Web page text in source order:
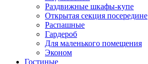
Раздвижные шкафы-купе
Открытая секция посередине
Распашные
Гардероб
Для маленького помещения
Эконом
Гостиные